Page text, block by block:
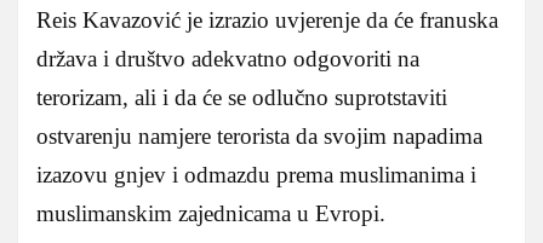
Reis Kavazović je izrazio uvjerenje da će franuska
država i društvo adekvatno odgovoriti na
terorizam, ali i da će se odlučno suprotstaviti
ostvarenju namjere terorista da svojim napadima
izazovu gnjev i odmazdu prema muslimanima i
muslimanskim zajednicama u Evropi.